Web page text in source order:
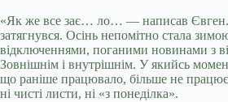
«Як же все зає… ло… — написав
затягнувся. Осінь непомітно стала
відключеннями, поганими новинами з
Зовнішнім і внутрішнім. У якийсь
що раніше працювало, більше не
ні чисті листи, ні «з понеділка».